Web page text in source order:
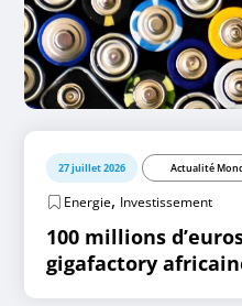
27 juillet 2026 Actualité
Energie, Investissement
100 millions
gigafactory